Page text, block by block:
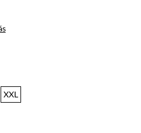
XXL